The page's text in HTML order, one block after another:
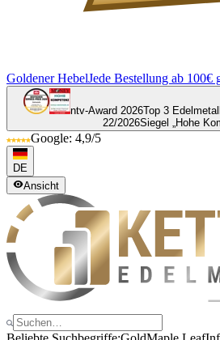
Goldener HebelJede Bestellung ab 100€
ntv-Award 2026Top 3
22/2026Siegel „Hohe
Google: 4,9/5
DE
Ansicht